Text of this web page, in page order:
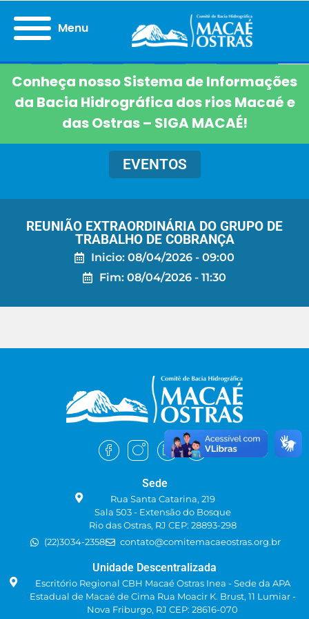
Menu
Conheça nosso Sistema de Informações
da Bacia Hidrográfica dos rios Macaé e
das Ostras – SIGA MACAÉ!
EVENTOS
REUNIÃO EXTRAORDINÁRIA DO GRUPO DE
TRABALHO DE COBRANÇA
Inicio: 08/04/2026 - 09:00
Fim: 08/04/2026 - 11:30
Sede
Rua Santa Catarina, 219
Sala 503 - Extensão do Bosque
Rio das Ostras, RJ CEP: 28893-298
(22)3034-2358
contato@comitemacaeostras.org.br
Unidade Descentralizada
Escritório Regional CBH Macaé Ostras Inea - Sede da APA
Estadual de Macaé de Cima Rua Moacir K. Brust, 11 Lumiar -
Nova Friburgo, RJ CEP: 28616-070